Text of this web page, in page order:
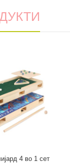
4 во 1 сет